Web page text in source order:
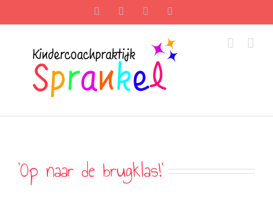
naar
FacebookTwitter Instagram
‘Op naar de brugklas!’